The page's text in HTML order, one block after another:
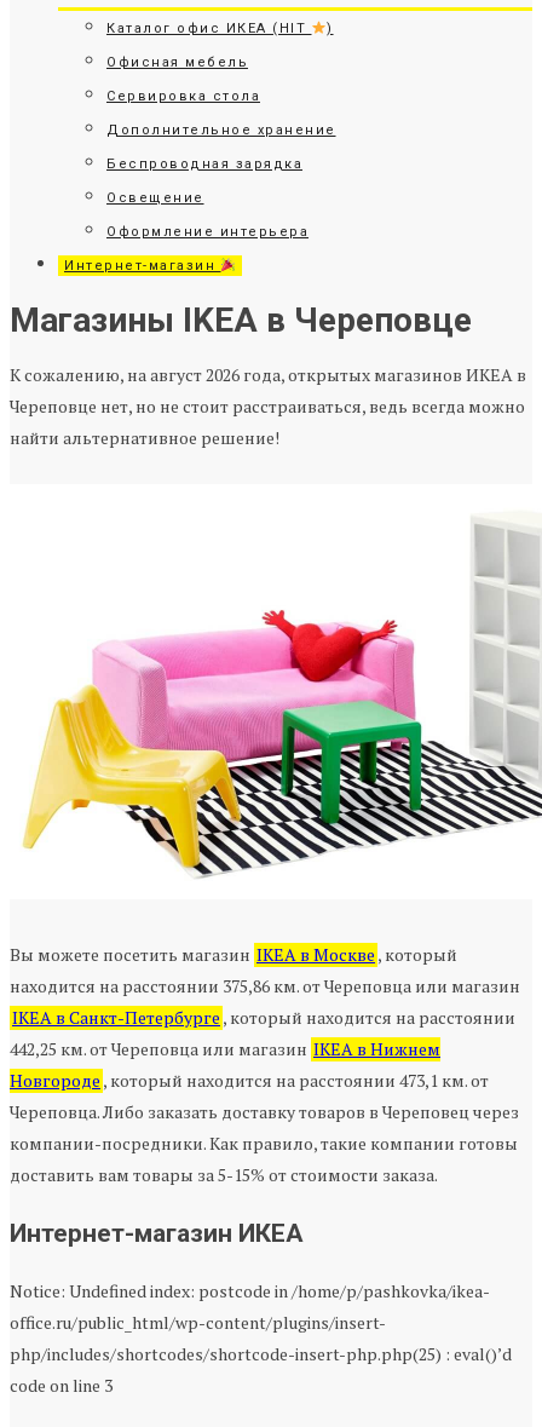
Каталог офис ИКЕА (HIT )
Офисная мебель
Сервировка стола
Дополнительное хранение
Беспроводная зарядка
Освещение
Оформление интерьера
Интернет-магазин
Магазины IKEA в Череповце
К сожалению, на август 2026 года, открытых магазинов ИКЕА в
Череповце нет, но не стоит расстраиваться, ведь всегда можно
найти альтернативное решение!
Вы можете посетить магазин IKEA в Москве , который
находится на расстоянии 375,86 км. от Череповца или магазин
IKEA в Санкт-Петербурге , который находится на расстоянии
442,25 км. от Череповца или магазин IKEA в Нижнем
Новгороде , который находится на расстоянии 473,1 км. от
Череповца. Либо заказать доставку товаров в Череповец через
компании-посредники. Как правило, такие компании готовы
доставить вам товары за 5-15% от стоимости заказа.
Интернет-магазин ИКЕА
Notice: Undefined index: postcode in /home/p/pashkovka/ikea-
office.ru/public_html/wp-content/plugins/insert-
php/includes/shortcodes/shortcode-insert-php.php(25) : eval()’d
code on line 3